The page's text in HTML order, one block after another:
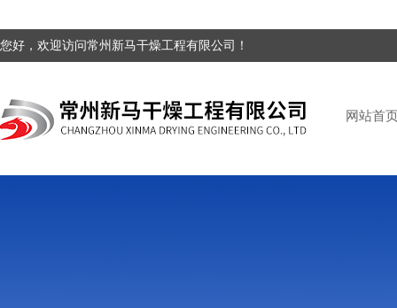
您好，欢迎访问常州新马干燥工程有限公司！
网站首